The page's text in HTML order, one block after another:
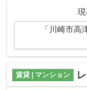
現
「川崎市
賃貸 | マンション